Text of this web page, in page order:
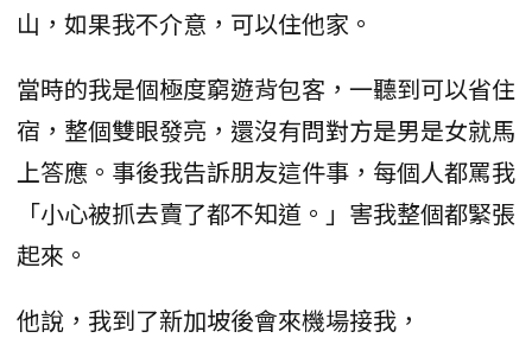
山，如果我不介意，可以住他家。
當時的我是個極度窮遊背包客，一聽到可以省住
宿，整個雙眼發亮，還沒有問對方是男是女就馬
上答應。事後我告訴朋友這件事，每個人都罵我
「小心被抓去賣了都不知道。」害我整個都緊張
起來。
他說，我到了新加坡後會來機場接我，